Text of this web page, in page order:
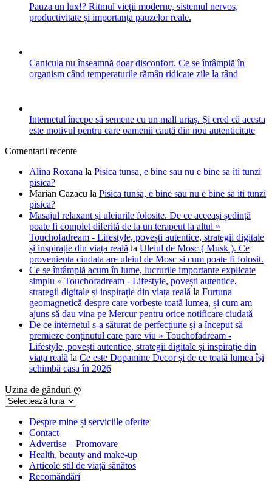
Pauza un lux!? Ritmul vieții moderne, sistemul nervos,
productivitate și importanța pauzelor reale.
Canicula nu înseamnă doar disconfort. Ce se întâmplă în
organism când temperaturile rămân ridicate zile la rând
Internetul începe să semene cu un mall uriaș. Și cred că acesta
este motivul pentru care oamenii caută din nou autenticitate
Comentarii recente
Alina Roxana la Pisica tunsa, e bine sau nu e bine sa iti tunzi
pisica?
Marian Cazacu la Pisica tunsa, e bine sau nu e bine sa iti tunzi
pisica?
Masajul relaxant și uleiurile folosite. De ce aceeași ședință
poate fi complet diferită de la un terapeut la altul »
Touchofadream - Lifestyle, povești autentice, strategii digitale
și inspirație din viața reală la Uleiul de Mosc ( Musk ). Ce
provenienta ciudata are uleiul de Mosc si cum poate fi folosit.
Ce se întâmplă acum în lume, lucrurile importante explicate
simplu » Touchofadream - Lifestyle, povești autentice,
strategii digitale și inspirație din viața reală la Furtuna
geomagnetică despre care vorbește toată lumea, și cum am
ajuns să dau vina pe Mercur pentru orice notificare ciudată
De ce internetul s-a săturat de perfecțiune și a început să
premieze conținutul care pare viu » Touchofadream -
Lifestyle, povești autentice, strategii digitale și inspirație din
viața reală la Ce este Dopamine Decor și de ce toată lumea își
schimbă casa în 2026
Uzina de gânduri ღ
Uzina
gânduriDespre mine și serviciile oferite
Contact
Advertise – Promovare
Health, beauty and make-up
Articole stil de viață sănătos
Recomăndări